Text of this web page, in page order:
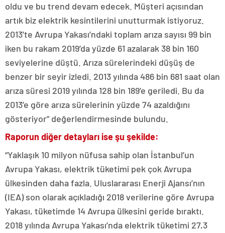
oldu ve bu trend devam edecek. Müşteri açısından
artık biz elektrik kesintilerini unutturmak istiyoruz.
2013’te Avrupa Yakası’ndaki toplam arıza sayısı 99 bin
iken bu rakam 2019’da yüzde 61 azalarak 38 bin 160
seviyelerine düştü. Arıza sürelerindeki düşüş de
benzer bir seyir izledi. 2013 yılında 486 bin 681 saat olan
arıza süresi 2019 yılında 128 bin 189’e geriledi. Bu da
2013’e göre arıza sürelerinin yüzde 74 azaldığını
gösteriyor” değerlendirmesinde bulundu.
Raporun diğer detayları ise şu şekilde:
“Yaklaşık 10 milyon nüfusa sahip olan İstanbul’un
Avrupa Yakası, elektrik tüketimi pek çok Avrupa
ülkesinden daha fazla. Uluslararası Enerji Ajansı’nın
(IEA) son olarak açıkladığı 2018 verilerine göre Avrupa
Yakası, tüketimde 14 Avrupa ülkesini geride bıraktı.
2018 yılında Avrupa Yakası’nda elektrik tüketimi 27,3